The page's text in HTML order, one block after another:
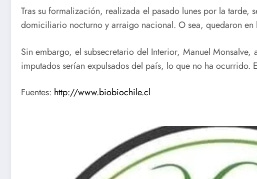
Tras su formalización, realizada el pasado lunes por la tarde,
domiciliario nocturno y arraigo nacional. O sea, quedaron en
Sin embargo, el subsecretario del Interior, Manuel
imputados serían expulsados del país, lo que no ha ocurrido.
Fuentes: http://www.biobiochile.cl